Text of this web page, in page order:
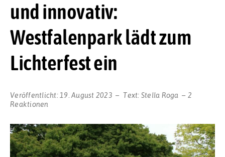
und innovativ:
Westfalenpark lädt zum
Lichterfest ein
Veröffentlicht: 19. August 2023 Text: Stella Roga
2
Reaktionen